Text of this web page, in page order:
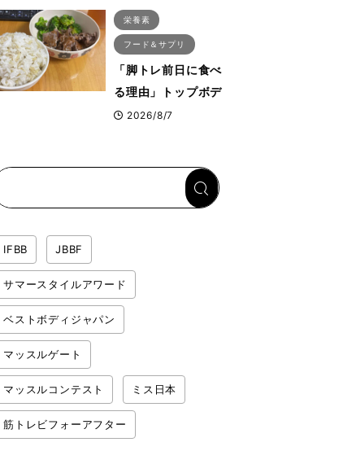
ス・プルオーバーマ
シン”とは？
栄養素
フード＆サプリ
「脚トレ前日に食べ
る理由」トップボデ
ィビルダーが愛用す
2026/8/7
IFBB JBBF
サマースタイルアワード
ベストボディジャパン
マッスルゲート
マッスルコンテスト ミス日本
筋トレビフォーアフター